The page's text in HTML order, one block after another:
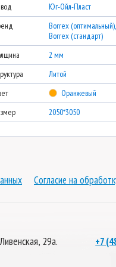
Юг-Ойл-Пласт
Borrex (оптимальный),
Borrex (стандарт)
2 мм
Литой
Оранжевый
2050*3050
Согласие на
29а. +7